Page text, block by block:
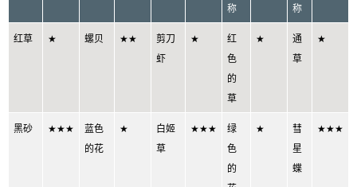
称
称
红草 ★ 螺贝 ★★
剪刀
虾
★
红
色
的
草
★
通
草
★
黑砂 ★★★
蓝色
的花
★
白姬
草
★★★
绿
色
的
★
彗
星
蝶
★★★